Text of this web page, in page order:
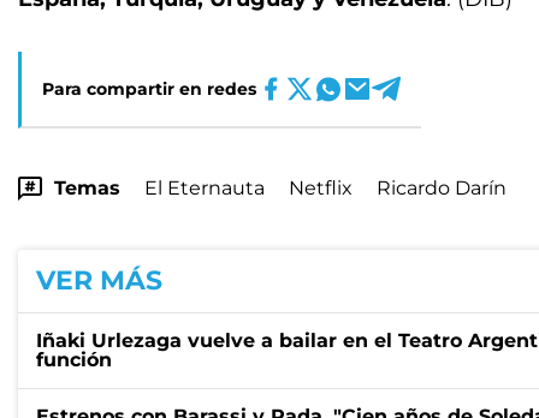
Para compartir en redes
Temas El Eternauta Netflix Ricardo Darín
VER MÁS
Iñaki Urlezaga vuelve a bailar en el Teatro
función